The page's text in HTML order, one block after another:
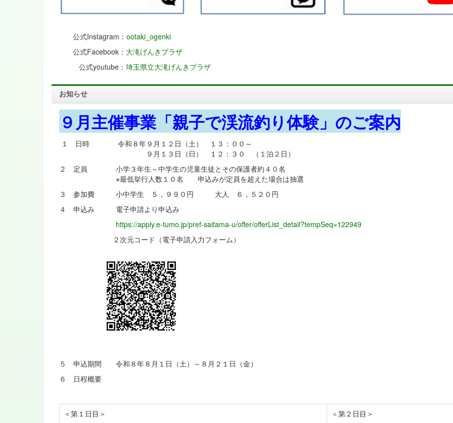
公式Instagram： ootaki_ogenki
公式Facebook： 大滝げんきプラザ
公式youtube： 埼玉県立大滝げんきプラザ
お知らせ
９月主催事業「親子で渓流釣り体験」のご案内
１ 日時 令和８年９月１２日（土） １３：００～
９月１３日（日） １２：３０ （１泊２日）
２ 定員 小学３年生～中学生の児童生徒とその保護者約４０名
※最低挙行人数１０名 申込みが定員を超えた場合は抽選
３ 参加費 小中学生 ５，９９０円 大人 ６，５２０円
４ 申込み 電子申請より申込み
https://apply.e-tumo.jp/pref-saitama-u/offer/offerList_detail?tempSeq=122949
２次元コード（電子申請入力フォーム）
５ 申込期間 令和８年８月１日（土）～８月２１日（金）
６ 日程概要
＜第１日目＞
＜第２日目＞